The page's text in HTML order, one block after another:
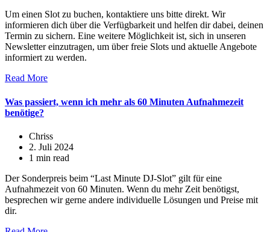
Um einen Slot zu buchen, kontaktiere uns bitte direkt. Wir
informieren dich über die Verfügbarkeit und helfen dir dabei, deinen
Termin zu sichern. Eine weitere Möglichkeit ist, sich in unseren
Newsletter einzutragen, um über freie Slots und aktuelle Angebote
informiert zu werden.
Read More
Was passiert, wenn ich mehr als 60 Minuten Aufnahmezeit
benötige?
Chriss
2. Juli 2024
1 min read
Der Sonderpreis beim “Last Minute DJ-Slot” gilt für eine
Aufnahmezeit von 60 Minuten. Wenn du mehr Zeit benötigst,
besprechen wir gerne andere individuelle Lösungen und Preise mit
dir.